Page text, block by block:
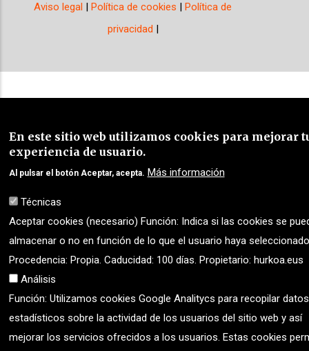
Aviso legal |Política de cookies |Política de
privacidad |
En este sitio web utilizamos cookies para mejorar
experiencia de usuario.
Al pulsar el botón Aceptar, acepta. Más información
Técnicas
Aceptar cookies (necesario) Función: Indica si las cookies se
almacenar o no en función de lo que el usuario haya
Procedencia: Propia. Caducidad: 100 días. Propietario: hurkoa.eus
Análisis
Función: Utilizamos cookies Google Analitycs para recopilar datos
estadísticos sobre la actividad de los usuarios del sitio web y así
mejorar los servicios ofrecidos a los usuarios. Estas cookies